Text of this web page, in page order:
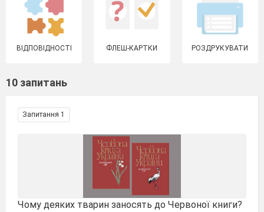
ВІДПОВІДНОСТІ ФЛЕШ-КАРТКИ РОЗДРУКУВАТИ
10 запитань
Запитання 1
Чому деяких тварин заносять до Червоної книги?